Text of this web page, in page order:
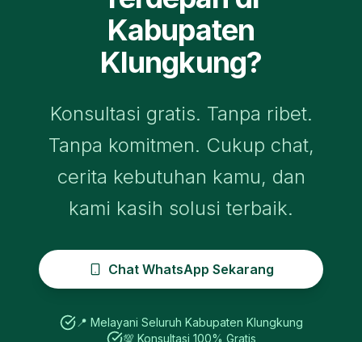
Kabupaten
Klungkung?
Konsultasi gratis. Tanpa ribet.
Tanpa komitmen. Cukup chat,
cerita kebutuhan kamu, dan
kami kasih solusi terbaik.
Chat WhatsApp Sekarang
📍 Melayani Seluruh Kabupaten Klungkung
💯 Konsultasi 100% Gratis